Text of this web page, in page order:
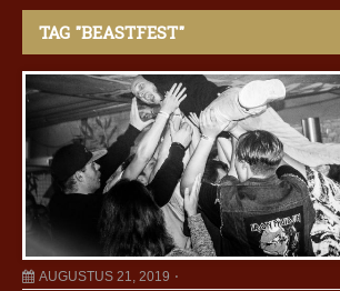
TAG "BEASTFEST"
AUGUSTUS 21, 2019